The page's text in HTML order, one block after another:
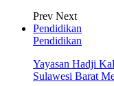
Prev Next
Pendidikan
Pendidikan
Yayasan Hadji
Sulawesi Barat